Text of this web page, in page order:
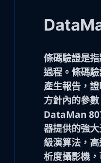
條碼驗證是
過程。條碼
產生報告，
方針內的參數
DataMan
器提供的強
級演算法，
析度攝影機